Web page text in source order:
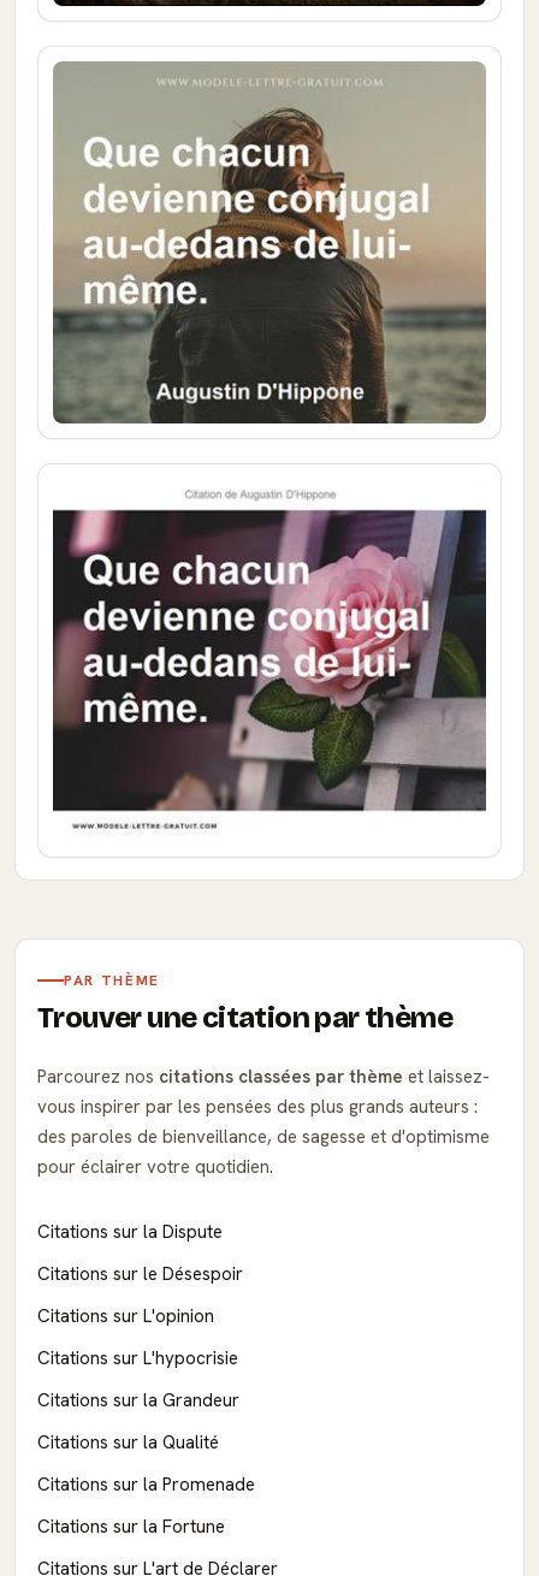
PAR THÈME
Trouver une citation par thème
Parcourez nos citations classées par thème et laissez-
vous inspirer par les pensées des plus grands auteurs :
des paroles de bienveillance, de sagesse et d'optimisme
pour éclairer votre quotidien.
Citations sur la Dispute
Citations sur le Désespoir
Citations sur L'opinion
Citations sur L'hypocrisie
Citations sur la Grandeur
Citations sur la Qualité
Citations sur la Promenade
Citations sur la Fortune
Citations sur L'art de Déclarer